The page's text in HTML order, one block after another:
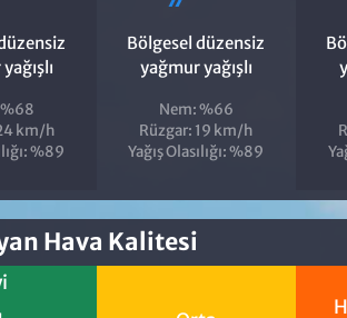
km/h
%89
Bölgesel düzensiz
yağmur yağışlı
Nem: %66
Rüzgar: 19 km/h
Yağış Olasılığı: %89
Hava Kalitesi